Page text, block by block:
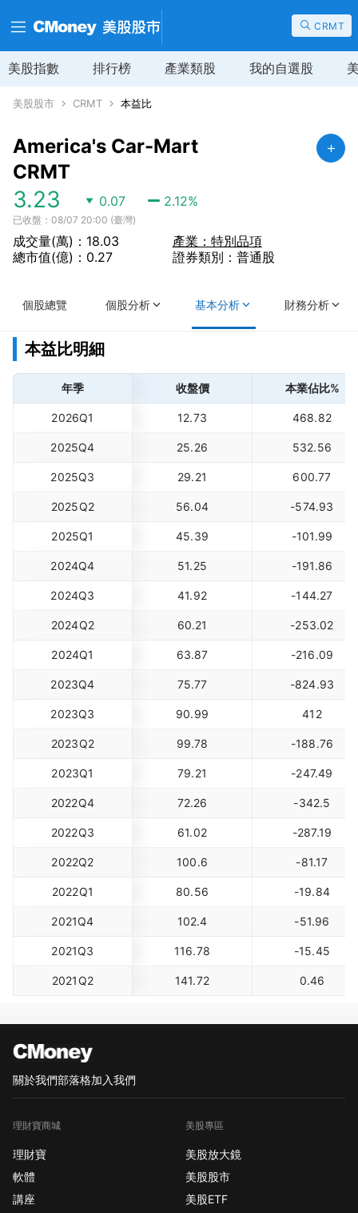
CRMT
美股指數 排行榜 產業類股 我的自選股
美股股市 CRMT 本益比
America's Car-Mart
CRMT
3.23 0.07 2.12%
已收盤：08/07 20:00 (臺灣)
成交量(萬)：18.03
總市值(億)：0.27
產業：特別品項
證券類別：普通股
個股總覽 個股分析 基本分析 財務分析
本益比明細
年季 收盤價 本業佔比%
2026Q1 12.73 468.82
2025Q4 25.26 532.56
2025Q3 29.21 600.77
2025Q2 56.04 -574.93
2025Q1 45.39 -101.99
2024Q4 51.25 -191.86
2024Q3 41.92 -144.27
2024Q2 60.21 -253.02
2024Q1 63.87 -216.09
2023Q4 75.77 -824.93
2023Q3 90.99 412
2023Q2 99.78 -188.76
2023Q1 79.21 -247.49
2022Q4 72.26 -342.5
2022Q3 61.02 -287.19
2022Q2 100.6 -81.17
2022Q1 80.56 -19.84
2021Q4 102.4 -51.96
2021Q3 116.78 -15.45
2021Q2 141.72 0.46
關於我們部落格加入我們
理財寶商城
理財寶
軟體
講座
美股專區
美股放大鏡
美股股市
美股ETF